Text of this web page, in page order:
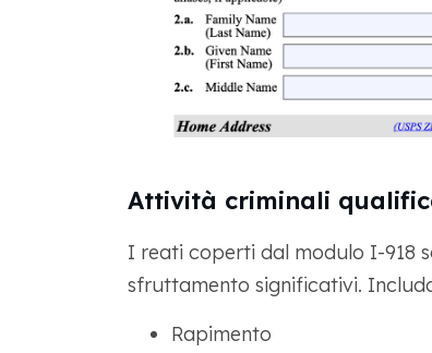
Attività criminali
I reati coperti dal modulo I-918
sfruttamento significativi.
Rapimento